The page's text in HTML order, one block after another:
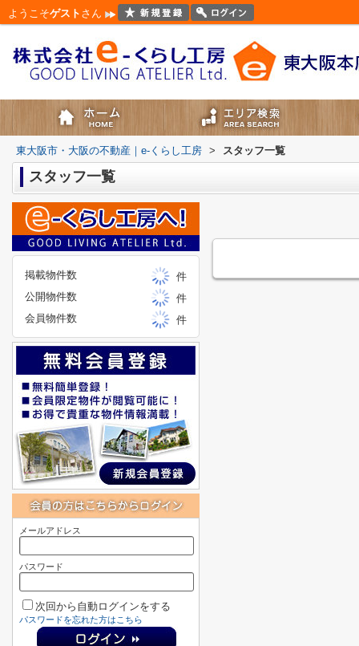
ようこそゲスト さん
東大阪市・大阪の不動産｜e-くらし工房 > スタッフ一覧
スタッフ一覧
掲載物件数
件
公開物件数
件
会員物件数
件
メールアドレス
パスワード
次回から自動ログインをする
パスワードを忘れた方はこちら